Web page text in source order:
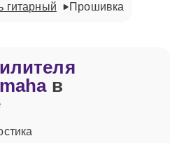
гитарный Прошивка
в